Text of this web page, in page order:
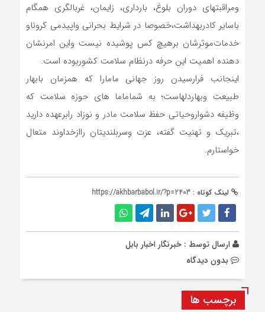
ومراقبتهای دوران بلوغ، بارداری، زایمان، غربالگری همگام
باسایر کادربهداشت،خصوصا در شرایط بحرانی واپیدمی کروناو
خدمات‌موثرشان برهیچ کس پوشیده نیست واین امرنشان
دهنده اهمیت این حرفه درنظام سلامت کشوربوده است.
اینجانب فرارسیدن روز جهانی مامارا که همزمان بابهار
طبیعت وبهاردلهاست؛ به شماماما های حوزه سلامت که
وظیفه دشواروحیاتی حفظ سلامت مادر و نوزاد رابرعهده دارید
،تبریک و تهنیت گفته، عزت وسربلندیتان راازخداوند متعال
خواستارم.
لینک کوتاه : https://akhbarbabol.ir/?p=2403
ارسال توسط : خبرنگار اخبار بابل
بدون دیدگاه
برچسب ها